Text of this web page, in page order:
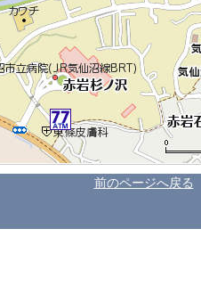
前のページへ戻る